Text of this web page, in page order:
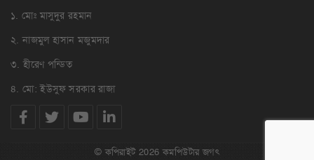
১. মোঃ মাসুদুর রহমান
২. নাজমুল হাসান মজুমদার
৩. হীরেণ পন্ডিত
৪. মো: ইউসুফ সরকার রাজা
© কপিরাইট 2026 কমপিউটার জগৎ